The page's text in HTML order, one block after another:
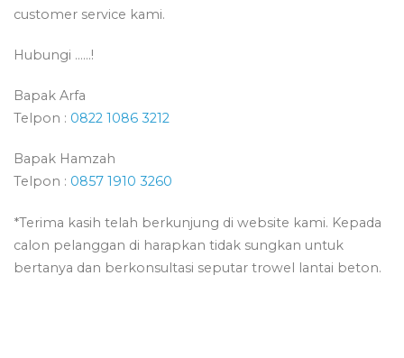
customer service kami.
Hubungi ……!
Bapak Arfa
Telpon : 0822 1086 3212
Bapak Hamzah
Telpon : 0857 1910 3260
*Terima kasih telah berkunjung di website kami. Kepada
calon pelanggan di harapkan tidak sungkan untuk
bertanya dan berkonsultasi seputar trowel lantai beton.